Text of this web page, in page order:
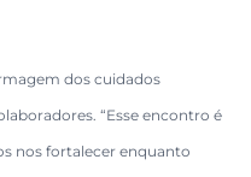
dos cuidados
“Esse encontro é
nos fortalecer enquanto